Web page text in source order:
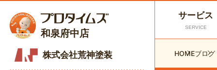
和泉府中店
株式会社荒神塗装
サービス
SERVICE
HOMEブログ